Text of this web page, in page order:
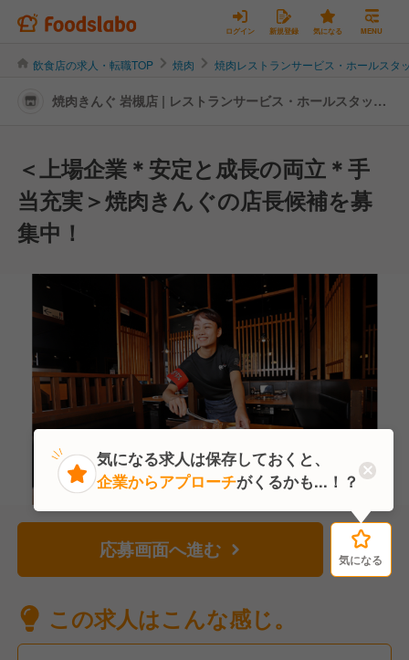
ログイン 新規登録 気になる MENU
飲食店の求人・転職TOP 焼肉 焼肉レストランサービス・ホールスタ
焼肉きんぐ 岩槻店 | レストランサービス・ホールスタッフ
＜上場企業＊安定と成長の両立＊手
当充実＞焼肉きんぐの店長候補を募
集中！
応募画面へ進む 気になる
この求人はこんな感じ。
気になる
気になる求人は保存しておくと、
企業からアプローチがくるかも...！？